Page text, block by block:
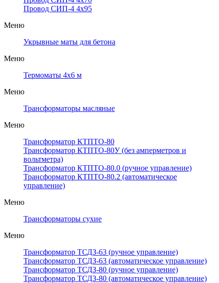
Провод СИП-4 4х95
Меню
Укрывные маты для бетона
Меню
Термоматы 4х6 м
Меню
Трансформаторы масляные
Меню
Трансформатор КТПТО-80
Трансформатор КТПТО-80У (без амперметров и
вольтметра)
Трансформатор КТПТО-80.0 (ручное управление)
Трансформатор КТПТО-80.2 (автоматическое
управление)
Меню
Трансформаторы сухие
Меню
Трансформатор ТСДЗ-63 (ручное управление)
Трансформатор ТСДЗ-63 (автоматическое управление)
Трансформатор ТСДЗ-80 (ручное управление)
Трансформатор ТСДЗ-80 (автоматическое управление)